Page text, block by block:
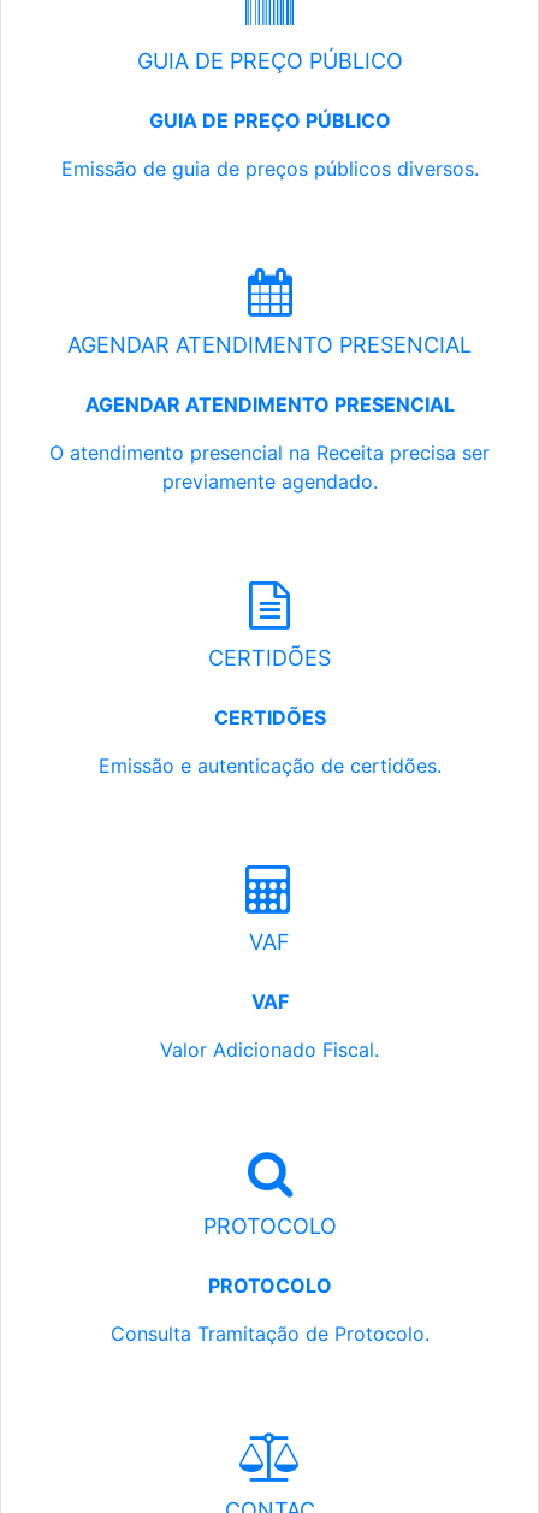
GUIA DE PREÇO PÚBLICO
GUIA DE PREÇO PÚBLICO
Emissão de guia de preços públicos diversos.
AGENDAR ATENDIMENTO PRESENCIAL
AGENDAR ATENDIMENTO PRESENCIAL
O atendimento presencial na Receita precisa ser
previamente agendado.
CERTIDÕES
CERTIDÕES
Emissão e autenticação de certidões.
VAF
VAF
Valor Adicionado Fiscal.
PROTOCOLO
PROTOCOLO
Consulta Tramitação de Protocolo.